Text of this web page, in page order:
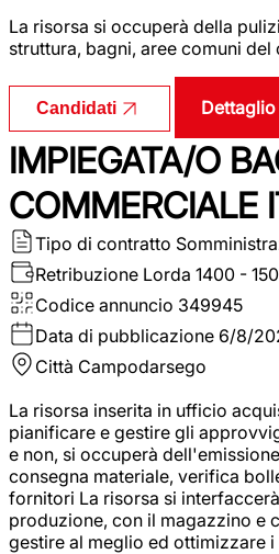
La risorsa si occuperà della
struttura, bagni, aree comuni
Candidati
IMPIEGATA/O
COMMERCIALE
Tipo di contratto
Retribuzione Lorda 1400 -
Codice annuncio 349945
Data di pubblicazione 6/8/
Città Campodarsego
La risorsa inserita in ufficio
pianificare e gestire gli
e non, si occuperà
consegna materiale, verifica
fornitori La risorsa si
produzione, con il magazzino e
gestire al meglio ed ottimizzare